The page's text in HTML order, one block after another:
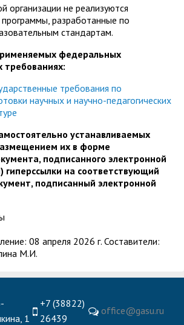
организации не реализуются
разработанные по
стандартам.
федеральных
требованиях:
требования по
научных и научно-педагогических
устанавливаемых
их в форме
подписанного электронной
гиперссылки на соответствующий
подписанный электронной
08 апреля 2026 г. Составители:
М.И.
1
+7 (38822)
26439
office@gasu.ru